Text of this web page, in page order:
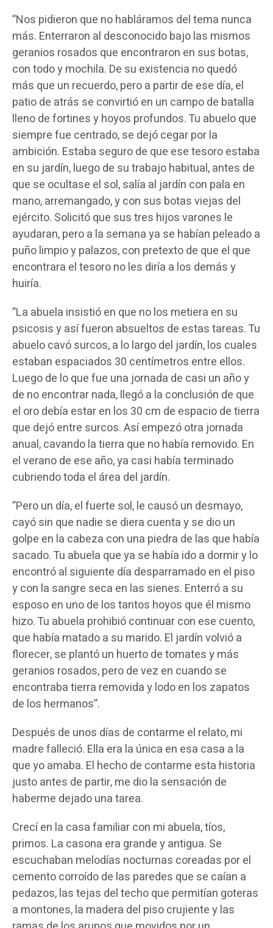
”Nos pidieron que no habláramos del tema nunca
más. Enterraron al desconocido bajo las mismos
geranios rosados que encontraron en sus botas,
con todo y mochila. De su existencia no quedó
más que un recuerdo, pero a partir de ese día, el
patio de atrás se convirtió en un campo de batalla
lleno de fortines y hoyos profundos. Tu abuelo que
siempre fue centrado, se dejó cegar por la
ambición. Estaba seguro de que ese tesoro estaba
en su jardín, luego de su trabajo habitual, antes de
que se ocultase el sol, salía al jardín con pala en
mano, arremangado, y con sus botas viejas del
ejército. Solicitó que sus tres hijos varones le
ayudaran, pero a la semana ya se habían peleado a
puño limpio y palazos, con pretexto de que el que
encontrara el tesoro no les diría a los demás y
huiría.
”La abuela insistió en que no los metiera en su
psicosis y así fueron absueltos de estas tareas. Tu
abuelo cavó surcos, a lo largo del jardín, los cuales
estaban espaciados 30 centímetros entre ellos.
Luego de lo que fue una jornada de casi un año y
de no encontrar nada, llegó a la conclusión de que
el oro debía estar en los 30 cm de espacio de tierra
que dejó entre surcos. Así empezó otra jornada
anual, cavando la tierra que no había removido. En
el verano de ese año, ya casi había terminado
cubriendo toda el área del jardín.
”Pero un día, el fuerte sol, le causó un desmayo,
cayó sin que nadie se diera cuenta y se dio un
golpe en la cabeza con una piedra de las que había
sacado. Tu abuela que ya se había ido a dormir y lo
encontró al siguiente día desparramado en el piso
y con la sangre seca en las sienes. Enterró a su
esposo en uno de los tantos hoyos que él mismo
hizo. Tu abuela prohibió continuar con ese cuento,
que había matado a su marido. El jardín volvió a
florecer, se plantó un huerto de tomates y más
geranios rosados, pero de vez en cuando se
encontraba tierra removida y lodo en los zapatos
de los hermanos”.
Después de unos días de contarme el relato, mi
madre falleció. Ella era la única en esa casa a la
que yo amaba. El hecho de contarme esta historia
justo antes de partir, me dio la sensación de
haberme dejado una tarea.
Crecí en la casa familiar con mi abuela, tíos,
primos. La casona era grande y antigua. Se
escuchaban melodías nocturnas coreadas por el
cemento corroído de las paredes que se caían a
pedazos, las tejas del techo que permitían goteras
a montones, la madera del piso crujiente y las